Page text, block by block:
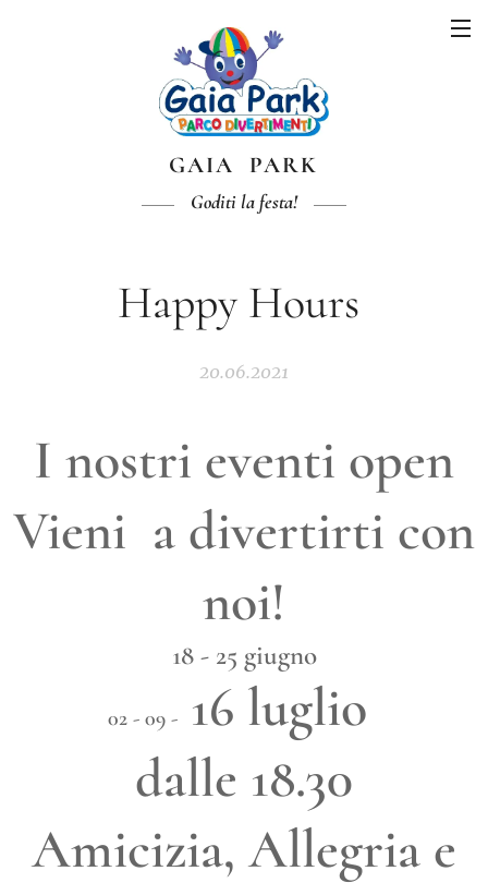
GAIA PARK
Goditi la festa!
Happy Hours
20.06.2021
I nostri eventi open
Vieni a divertirti con
noi!
18 - 25 giugno
02 - 09 - 16 luglio
dalle 18.30
Amicizia, Allegria e